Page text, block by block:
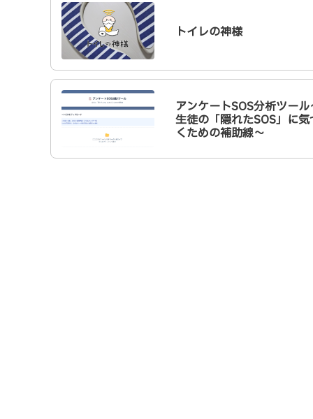
トイレの神様
アンケートSOS分析ツール
生徒の「隠れたSOS」に気
くための補助線～